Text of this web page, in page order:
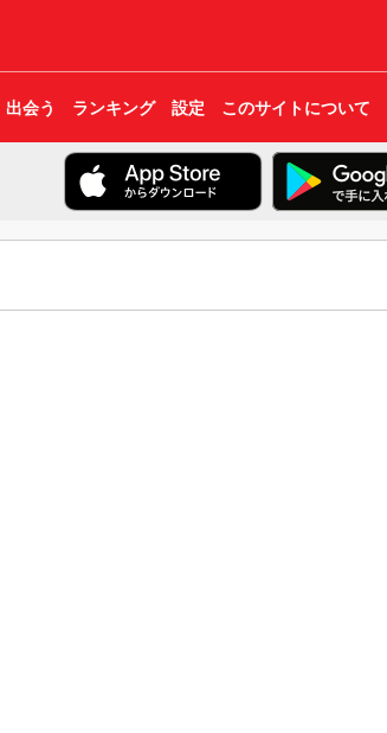
出会う ランキング 設定 このサイトについて